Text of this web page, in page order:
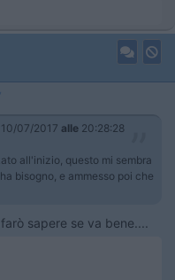
10/07/2017 alle 20:28:28
all'inizio, questo mi sembra
bisogno, e ammesso poi che
sapere se va bene....